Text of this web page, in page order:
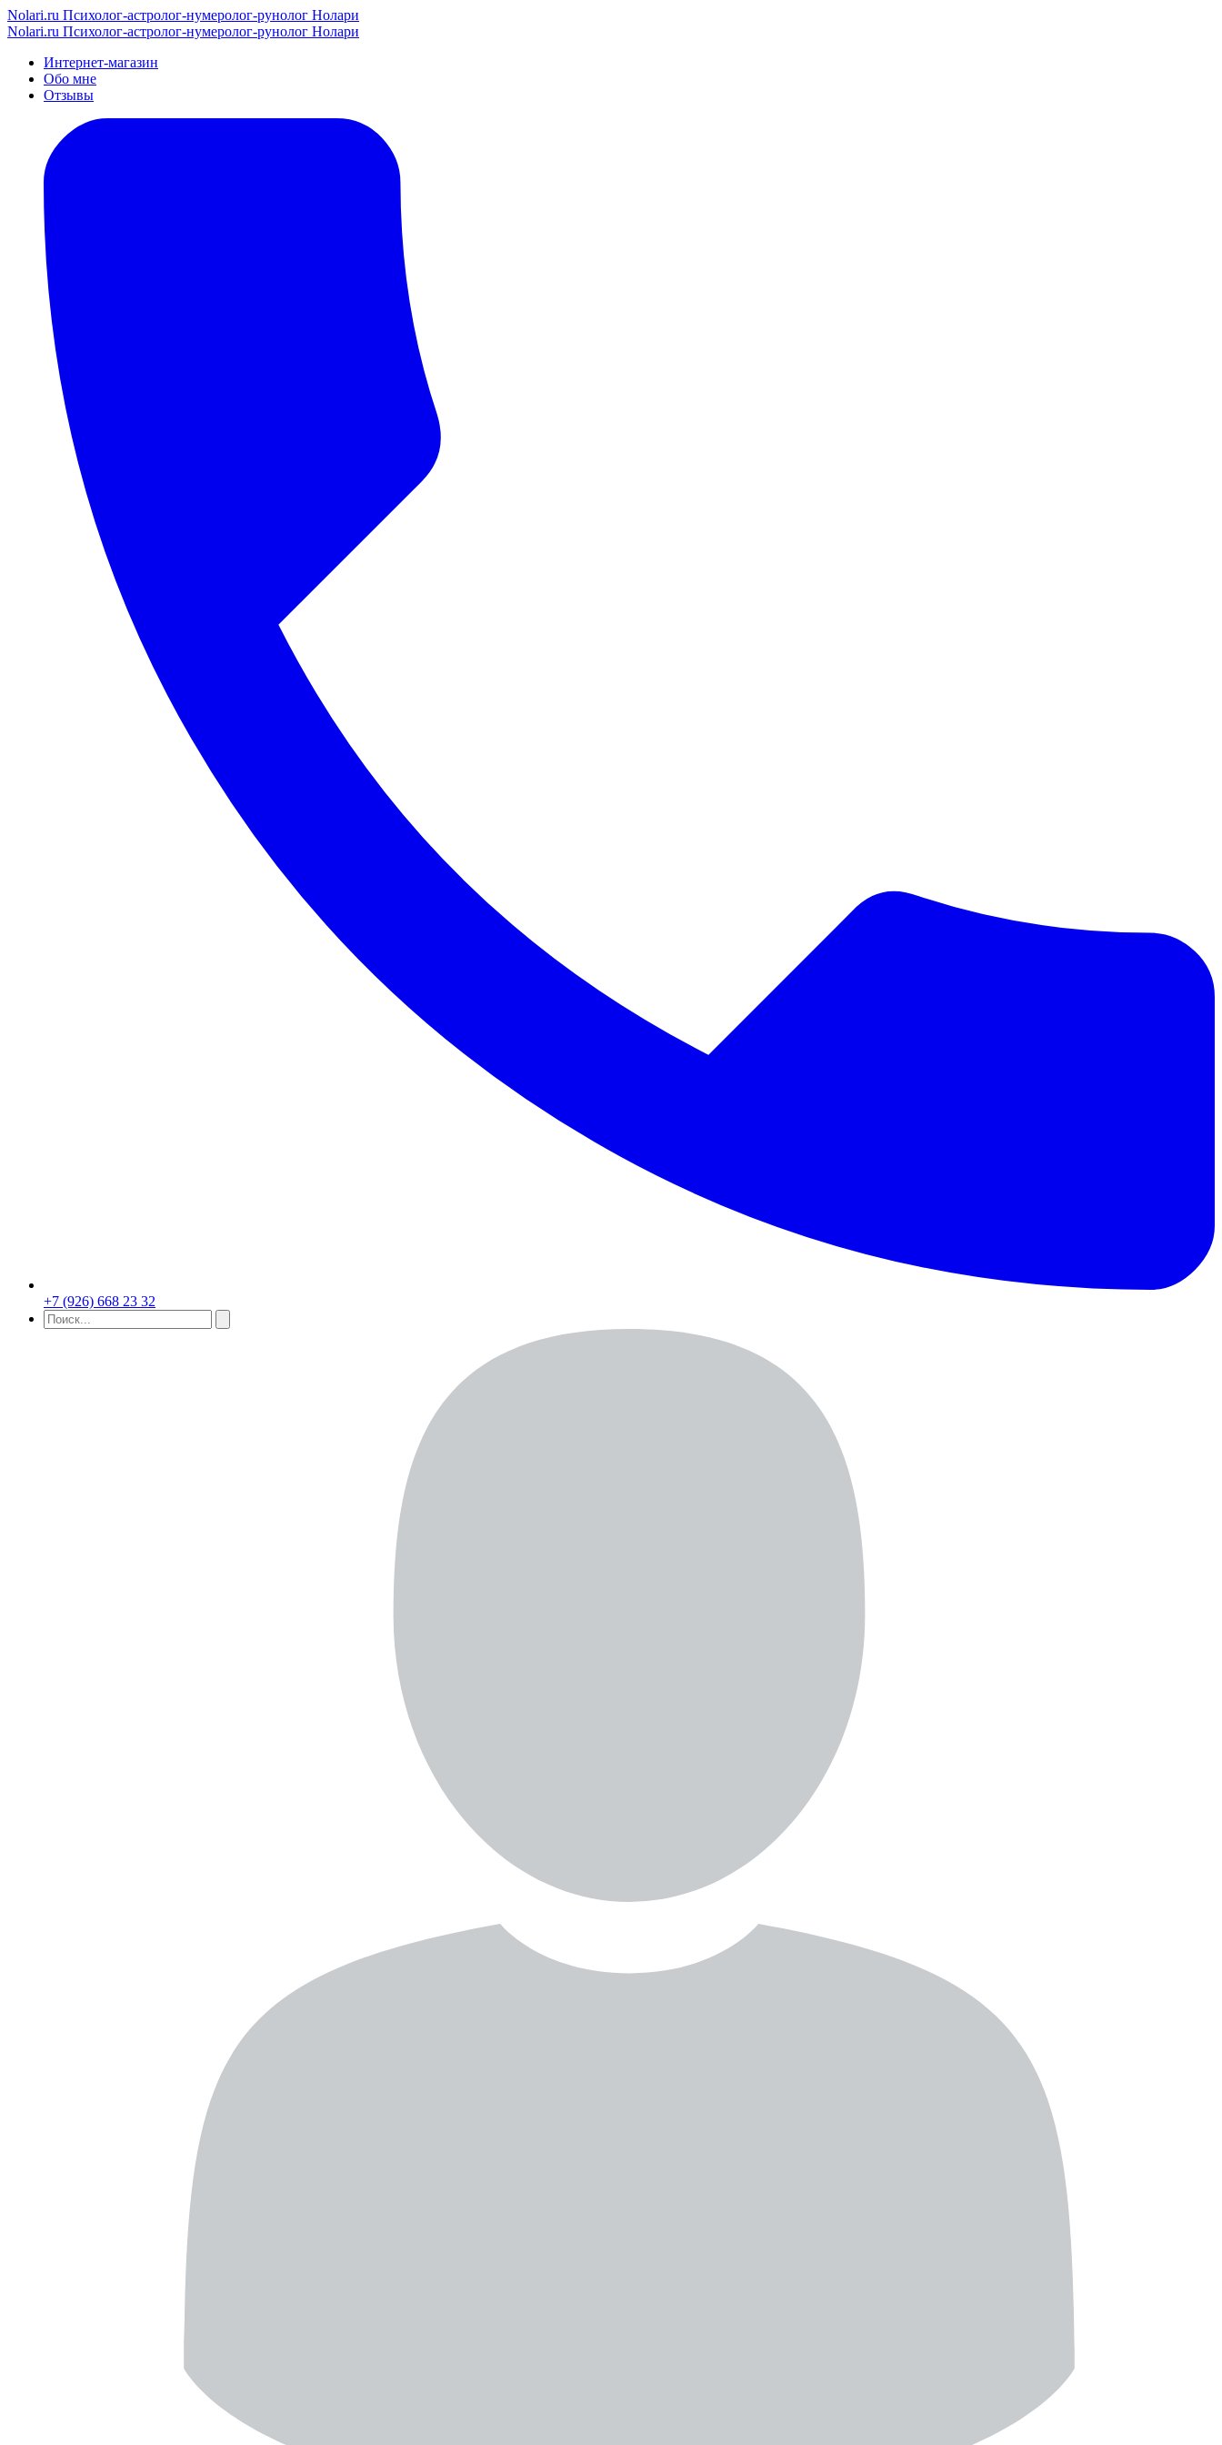
Nolari.ru Психолог-астролог-нумеролог-рунолог Нолари
Nolari.ru Психолог-астролог-нумеролог-рунолог Нолари
Интернет-магазин
Обо мне
Отзывы
+7 (926) 668 23 32